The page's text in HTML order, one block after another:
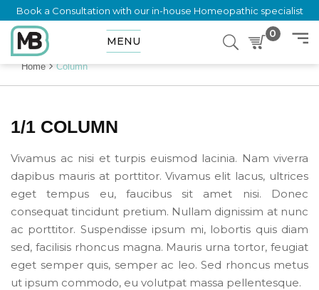
Book a Consultation with our in-house Homeopathic specialist
MENU
0
Home Column
1/1 COLUMN
Vivamus ac nisi et turpis euismod lacinia. Nam viverra
dapibus mauris at porttitor. Vivamus elit lacus, ultrices
eget tempus eu, faucibus sit amet nisi. Donec
consequat tincidunt pretium. Nullam dignissim at nunc
ac porttitor. Suspendisse ipsum mi, lobortis quis diam
sed, facilisis rhoncus magna. Mauris urna tortor, feugiat
eget semper quis, semper ac leo. Sed rhoncus metus
ut ipsum commodo, eu volutpat massa pellentesque.